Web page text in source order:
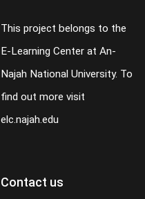
This project belongs to the
E-Learning Center at An-
Najah National University. To
find out more visit
elc.najah.edu
Contact us